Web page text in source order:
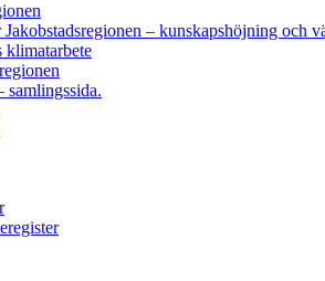
– kunskapshöjning och
klimatarbete
samlingssida.